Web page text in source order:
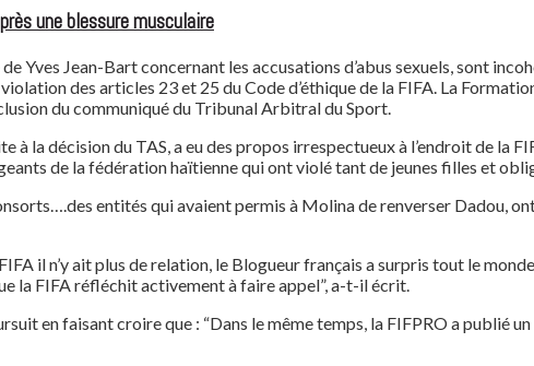
une blessure musculaire
Yves Jean-Bart concernant les accusations d’abus sexuels, sont
des articles 23 et 25 du Code d’éthique de la FIFA. La
du communiqué du Tribunal Arbitral du Sport.
à la décision du TAS, a eu des propos irrespectueux à l’endroit de la
de la fédération haïtienne qui ont violé tant de jeunes filles et
entités qui avaient permis à Molina de renverser Dadou,
il n’y ait plus de relation, le Blogueur français a surpris tout le
la FIFA réfléchit activement à faire appel”, a-t-il écrit.
en faisant croire que : “Dans le même temps, la FIFPRO a publié